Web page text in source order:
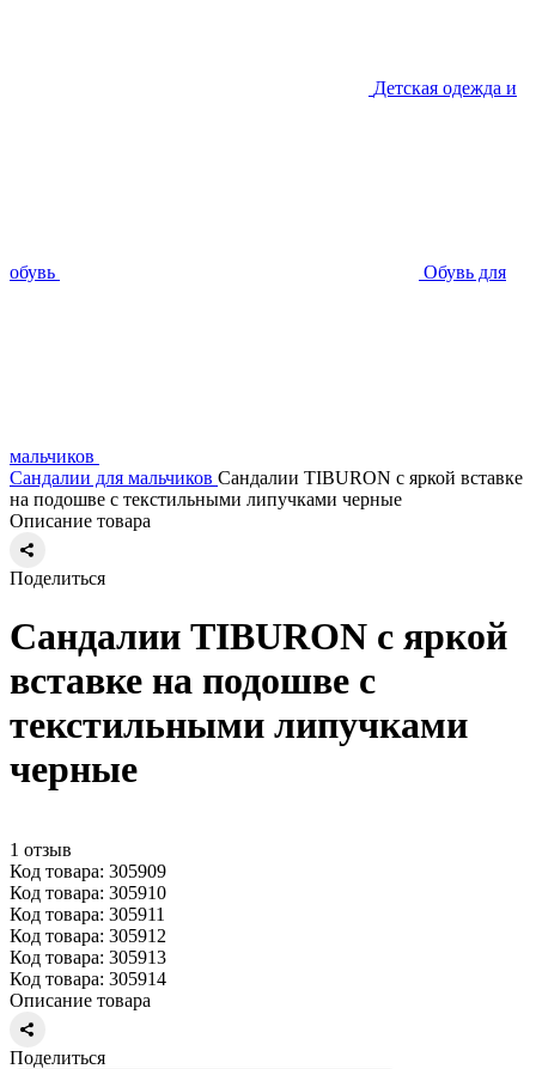
Детская одежда и
обувь Обувь для
мальчиков
Сандалии для мальчиков Сандалии TIBURON с яркой вставке
на подошве с текстильными липучками черные
Описание товара
Поделиться
Сандалии TIBURON с яркой
вставке на подошве с
текстильными липучками
черные
1 отзыв
Код товара: 305909
Код товара: 305910
Код товара: 305911
Код товара: 305912
Код товара: 305913
Код товара: 305914
Описание товара
Поделиться